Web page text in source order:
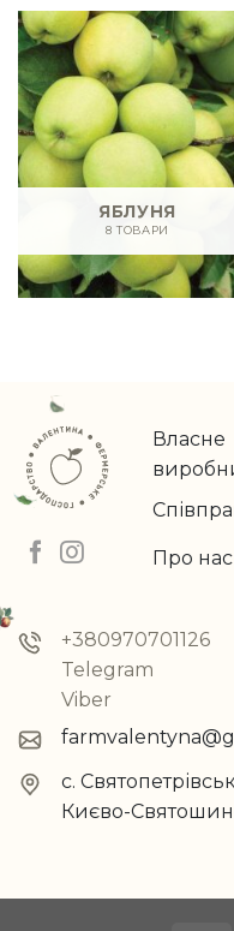
ЯБЛУНЯ
8 ТОВАРИ
Власне
Про нас
+380970701126
Telegram
Viber
с.
Києво-